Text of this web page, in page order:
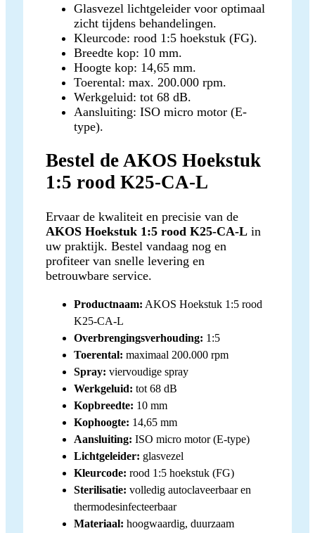
Glasvezel lichtgeleider voor optimaal
zicht tijdens behandelingen.
Kleurcode: rood 1:5 hoekstuk (FG).
Breedte kop: 10 mm.
Hoogte kop: 14,65 mm.
Toerental: max. 200.000 rpm.
Werkgeluid: tot 68 dB.
Aansluiting: ISO micro motor (E-
type).
Bestel de AKOS Hoekstuk
1:5 rood K25-CA-L
Ervaar de kwaliteit en precisie van de
AKOS Hoekstuk 1:5 rood K25-CA-L in
uw praktijk. Bestel vandaag nog en
profiteer van snelle levering en
betrouwbare service.
Productnaam: AKOS Hoekstuk 1:5 rood
K25-CA-L
Overbrengingsverhouding: 1:5
Toerental: maximaal 200.000 rpm
Spray: viervoudige spray
Werkgeluid: tot 68 dB
Kopbreedte: 10 mm
Kophoogte: 14,65 mm
Aansluiting: ISO micro motor (E-type)
Lichtgeleider: glasvezel
Kleurcode: rood 1:5 hoekstuk (FG)
Sterilisatie: volledig autoclaveerbaar en
thermodesinfecteerbaar
Materiaal: hoogwaardig, duurzaam